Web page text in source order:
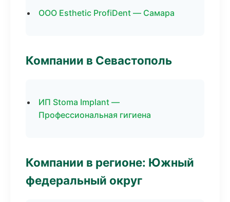
ООО Esthetic ProfiDent — Самара
Компании в Севастополь
ИП Stoma Implant —
Профессиональная гигиена
Компании в регионе: Южный
федеральный округ